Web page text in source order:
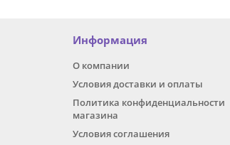
Информация
О компании
Условия доставки и оплаты
Политика конфиденциальности
магазина
Условия соглашения